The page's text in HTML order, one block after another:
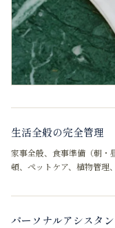
生活全般の完全管理
家事全般、食事準備（朝・
頓、ペットケア、植物管理
パーソナルアシスタ